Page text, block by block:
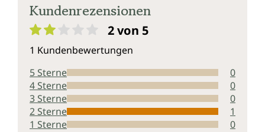
Kundenrezensionen
2 von 5
1 Kundenbewertungen
5 Sterne
0
4 Sterne
0
3 Sterne
0
2 Sterne
1
1 Sterne
0